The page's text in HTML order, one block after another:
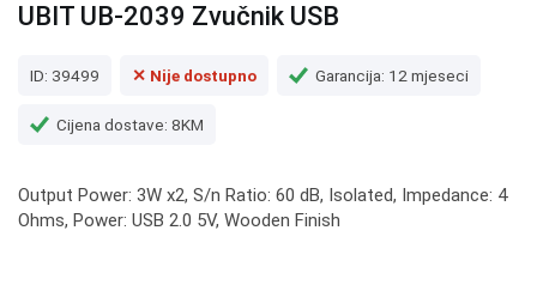
UBIT UB-2039 Zvučnik USB
ID: 39499 ✕ Nije dostupno Garancija: 12 mjeseci
Cijena dostave: 8KM
Output Power: 3W x2, S/n Ratio: 60 dB, Isolated, Impedance: 4
Ohms, Power: USB 2.0 5V, Wooden Finish